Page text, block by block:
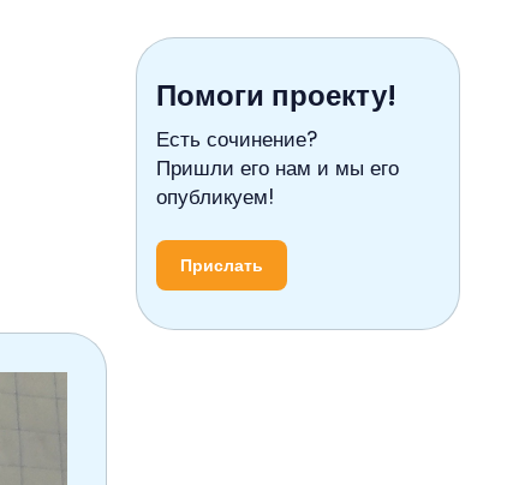
Помоги проекту!
Есть сочинение?
Пришли его нам и мы его
опубликуем!
Прислать